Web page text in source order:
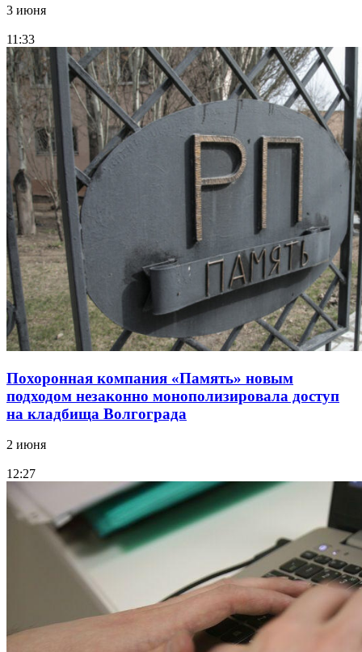
3 июня
11:33
Похоронная компания «Память» новым
подходом незаконно монополизировала доступ
на кладбища Волгограда
2 июня
12:27